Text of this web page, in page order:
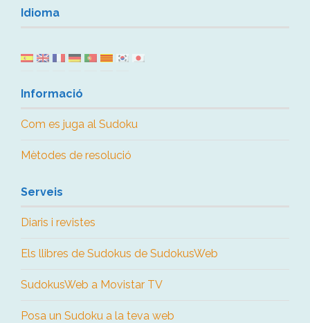
Idioma
Informació
Com es juga al Sudoku
Mètodes de resolució
Serveis
Diaris i revistes
Els llibres de Sudokus de SudokusWeb
SudokusWeb a Movistar TV
Posa un Sudoku a la teva web